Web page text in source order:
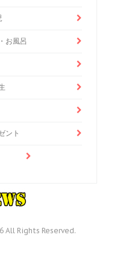
お風呂
ント
All Rights Reserved.